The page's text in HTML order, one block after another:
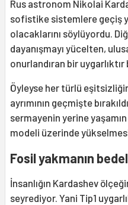
Rus astronom Nikolai
sofistike sistemlere geçiş
olacaklarını söylüyordu.
dayanışmayı yücelten,
onurlandıran bir uygarlıktır
Öyleyse her türlü
ayrımının geçmişte
sermayenin yerine
modeli üzerinde
Fosil yakmanın
İnsanlığın Kardashev
seyrediyor. Yani Tip1